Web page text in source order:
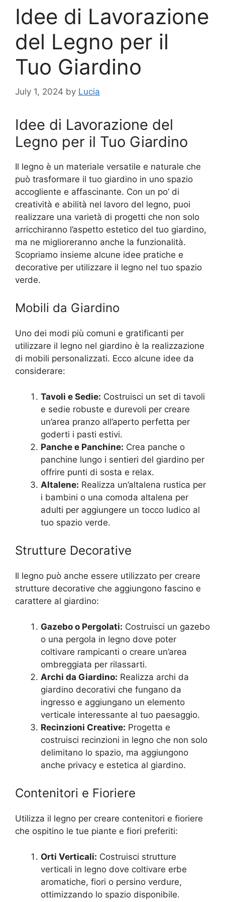
Idee di Lavorazione
del Legno per il
Tuo Giardino
July 1, 2024 by Lucia
Idee di Lavorazione del
Legno per il Tuo Giardino
Il legno è un materiale versatile e naturale che
può trasformare il tuo giardino in uno spazio
accogliente e affascinante. Con un po’ di
creatività e abilità nel lavoro del legno, puoi
realizzare una varietà di progetti che non solo
arricchiranno l’aspetto estetico del tuo giardino,
ma ne miglioreranno anche la funzionalità.
Scopriamo insieme alcune idee pratiche e
decorative per utilizzare il legno nel tuo spazio
verde.
Mobili da Giardino
Uno dei modi più comuni e gratificanti per
utilizzare il legno nel giardino è la realizzazione
di mobili personalizzati. Ecco alcune idee da
considerare:
Tavoli e Sedie: Costruisci un set di tavoli
e sedie robuste e durevoli per creare
un’area pranzo all’aperto perfetta per
goderti i pasti estivi.
Panche e Panchine: Crea panche o
panchine lungo i sentieri del giardino per
offrire punti di sosta e relax.
Altalene: Realizza un’altalena rustica per
i bambini o una comoda altalena per
adulti per aggiungere un tocco ludico al
tuo spazio verde.
Strutture Decorative
Il legno può anche essere utilizzato per creare
strutture decorative che aggiungono fascino e
carattere al giardino:
Gazebo o Pergolati: Costruisci un gazebo
o una pergola in legno dove poter
coltivare rampicanti o creare un’area
ombreggiata per rilassarti.
Archi da Giardino: Realizza archi da
giardino decorativi che fungano da
ingresso e aggiungano un elemento
verticale interessante al tuo paesaggio.
Recinzioni Creative: Progetta e
costruisci recinzioni in legno che non solo
delimitano lo spazio, ma aggiungono
anche privacy e estetica al giardino.
Contenitori e Fioriere
Utilizza il legno per creare contenitori e fioriere
che ospitino le tue piante e fiori preferiti:
Orti Verticali: Costruisci strutture
verticali in legno dove coltivare erbe
aromatiche, fiori o persino verdure,
ottimizzando lo spazio disponibile.